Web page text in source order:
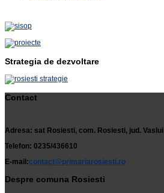
Strategia de dezvoltare
Contact
Adresa: sat Rosiesti, com. Rosiesti, jud. Vaslui
Telefon: 0235/436610
E-mail:contact@primariarosiesti.ro
Despre comuna Rosiesti